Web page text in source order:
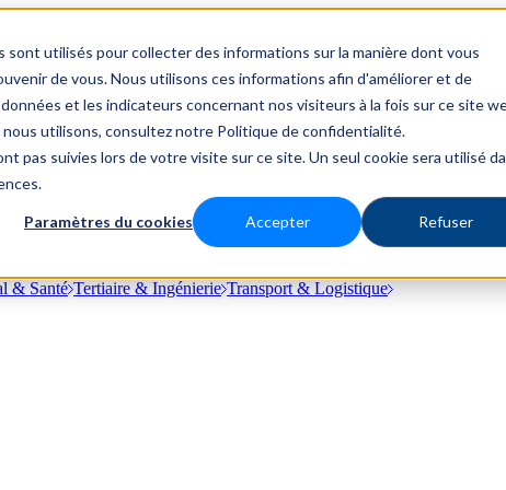
utilisés pour collecter des informations sur la manière dont vous
de vous. Nous utilisons ces informations afin d'améliorer et de
et les indicateurs concernant nos visiteurs à la fois sur ce site
utilisons, consultez notre Politique de confidentialité.
pas suivies lors de votre visite sur ce site. Un seul cookie sera utilisé
Paramètres du cookies Accepter Refuser
& Santé Tertiaire & Ingénierie Transport & Logistique